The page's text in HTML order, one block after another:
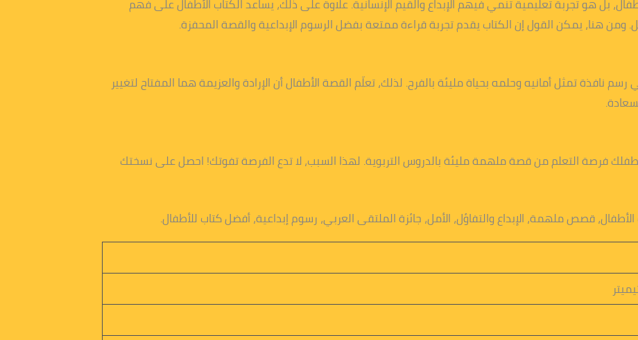
بل هو تجربة تعليمية تنمي فيهم الإبداع والقيم الإنسانية. علاوة على ذلك، يساعد الكتاب الأطفال على فهم
هنا، يمكن القول إن الكتاب يقدم تجربة قراءة ممتعة بفضل الرسوم الإبداعية والقصة المحفزة.
نافذة تمثل أمانيه وحلمه بحياة مليئة بالفرح. لذلك، تعلّم القصة الأطفال أن الإرادة والعزيمة هما المفتاح لتغيير
فرصة التعلم من قصة ملهمة مليئة بالدروس التربوية. لهذا السبب، لا تدع الفرصة تفوتك! احصل على نسختك
قصص ملهمة، الإبداع والتفاؤل، الأمل، جائزة الملتقى العربي، رسوم إبداعية، أفضل كتاب للأطفال.